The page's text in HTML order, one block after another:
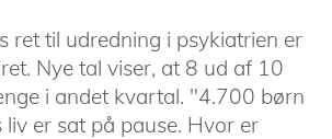
ret til udredning i psykiatrien er
Nye tal viser, at 8 ud af 10
i andet kvartal. "4.700 børn
liv er sat på pause. Hvor er